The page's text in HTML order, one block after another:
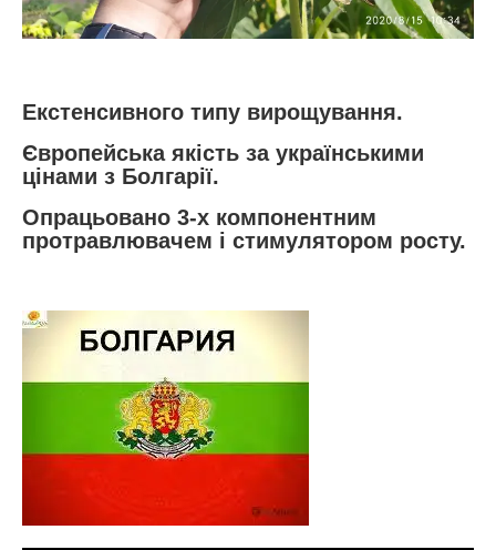
Екстенсивного типу вирощування.
Європейська якість за українськими
цінами з Болгарії.
Опрацьовано 3-х компонентним
протравлювачем і стимулятором росту.